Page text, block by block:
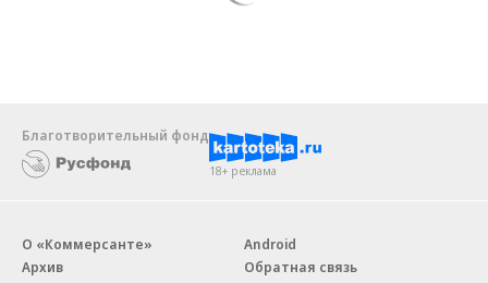
Благотворительный фонд
18+ реклама
О «Коммерсанте»
Архив
Android
Обратная связь